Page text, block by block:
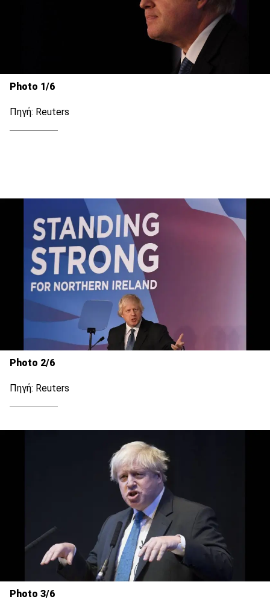
Photo 1/6
Πηγή: Reuters
Photo 2/6
Πηγή: Reuters
Photo 3/6